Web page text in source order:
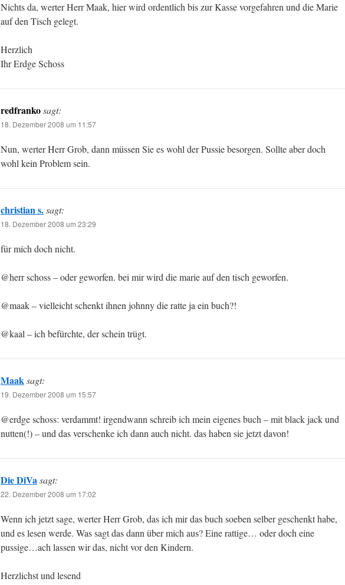
Nichts da, werter Herr Maak, hier wird ordentlich bis zur Kasse vorgefahren und die Marie
auf den Tisch gelegt.
Herzlich
Ihr Erdge Schoss
redfrankosagt:
18. Dezember 2008 um 11:57
Nun, werter Herr Grob, dann müssen Sie es wohl der Pussie besorgen. Sollte aber doch
wohl kein Problem sein.
christian s.sagt:
18. Dezember 2008 um 23:29
für mich doch nicht.
@herr schoss – oder geworfen. bei mir wird die marie auf den tisch geworfen.
@maak – vielleicht schenkt ihnen johnny die ratte ja ein buch?!
@kaal – ich befürchte, der schein trügt.
Maaksagt:
19. Dezember 2008 um 15:57
@erdge schoss: verdammt! irgendwann schreib ich mein eigenes buch – mit black jack und
nutten(!) – und das verschenke ich dann auch nicht. das haben sie jetzt davon!
Die DiVasagt:
22. Dezember 2008 um 17:02
Wenn ich jetzt sage, werter Herr Grob, das ich mir das buch soeben selber geschenkt habe,
und es lesen werde. Was sagt das dann über mich aus? Eine rattige… oder doch eine
pussige…ach lassen wir das, nicht vor den Kindern.
Herzlichst und lesend